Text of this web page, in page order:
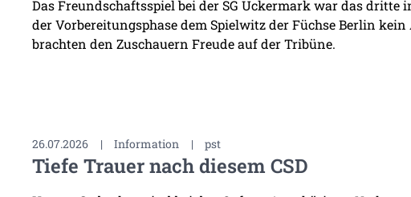
Das Freundschaftsspiel bei der SG Uckermark war das
der Vorbereitungsphase dem Spielwitz der Füchse Berlin
brachten den Zuschauern Freude auf der Tribüne.
26.07.2026 | Information | pst
Tiefe Trauer nach diesem CSD